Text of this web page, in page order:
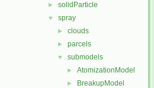
► solidParticle
▼ spray
► clouds
► parcels
▼ submodels
► AtomizationModel
► BreakupModel